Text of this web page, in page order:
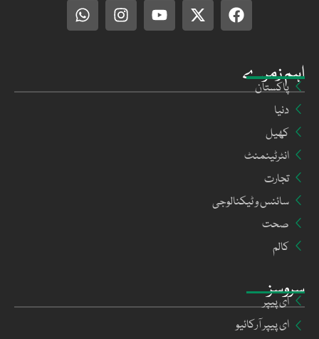
سروسز
ای پیپر
ای پیپر آرکائیو
اہم زمرے
پاکستان
دنیا
کھیل
انٹرٹینمنٹ
تجارت
سائنس و ٹیکنالوجی
صحت
کالم